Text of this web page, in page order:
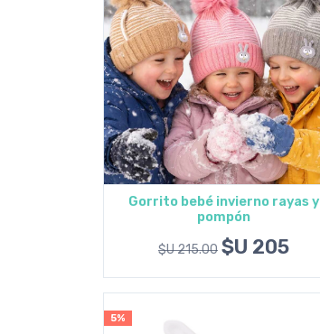
Agregar al carrito
Gorrito bebé invierno rayas y
pompón
$U 215.00 $U 205
5%